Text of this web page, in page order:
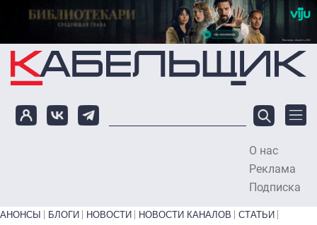
Перейти к основному содержанию
О нас
Реклама
Подписка
Primary links bottom
АНОНСЫ БЛОГИ НОВОСТИ НОВОСТИ КАНАЛОВ
СТАТЬИ